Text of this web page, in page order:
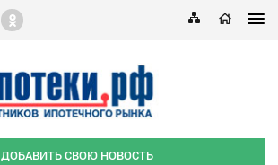
ДОБАВИТЬ СВОЮ НОВОСТЬ